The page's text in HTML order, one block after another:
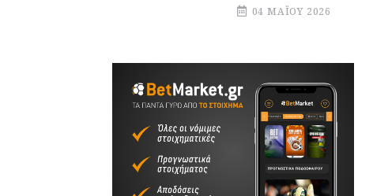
04 ΜΑΪ́ΟΥ 2026